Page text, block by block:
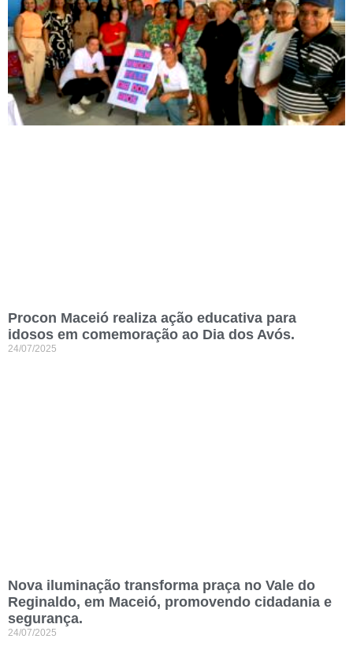
Procon Maceió realiza ação educativa para
idosos em comemoração ao Dia dos Avós.
24/07/2025
Nova iluminação transforma praça no Vale do
Reginaldo, em Maceió, promovendo cidadania e
segurança.
24/07/2025